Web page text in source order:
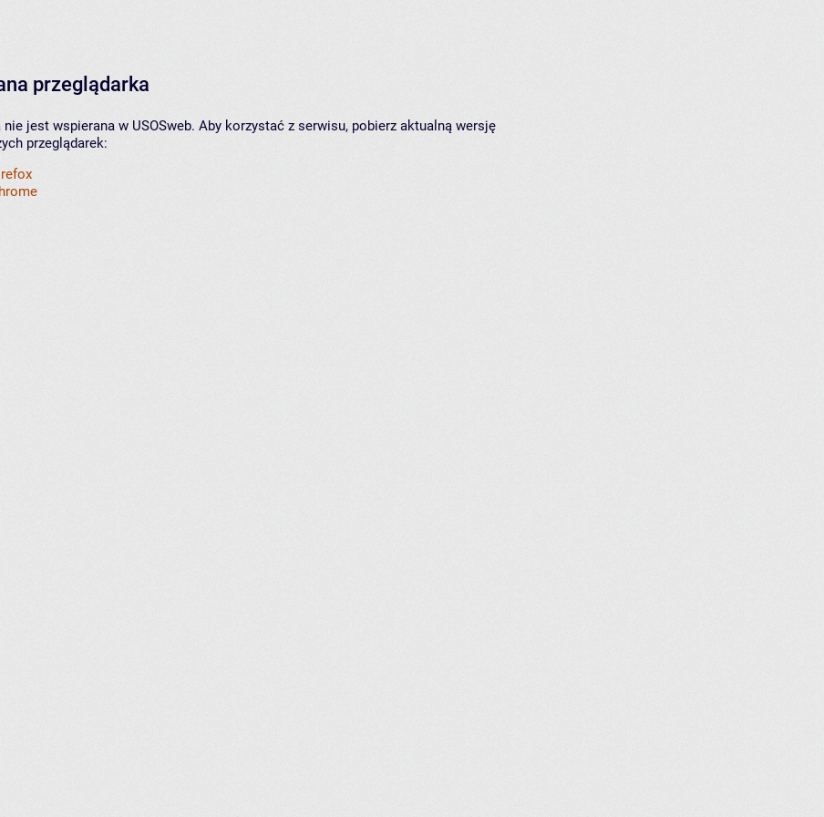
przeglądarka
nie jest wspierana w USOSweb. Aby korzystać z serwisu, pobierz aktualną wersję
przeglądarek: